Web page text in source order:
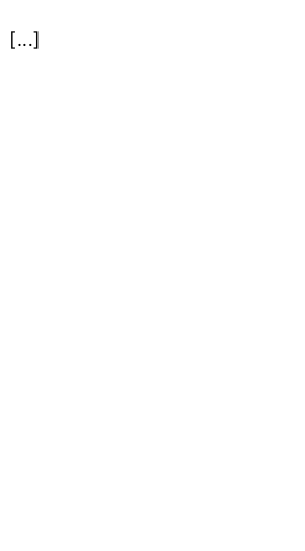
[…]